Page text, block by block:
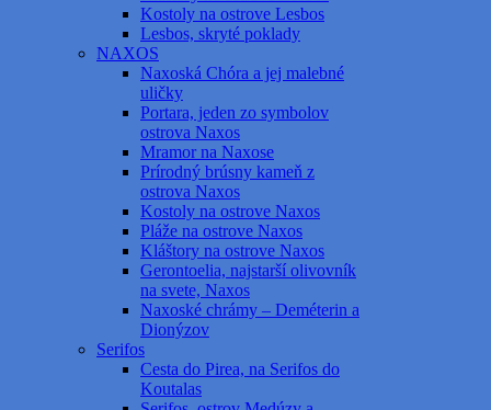
Kostoly na ostrove Lesbos
Lesbos, skryté poklady
NAXOS
Naxoská Chóra a jej malebné
uličky
Portara, jeden zo symbolov
ostrova Naxos
Mramor na Naxose
Prírodný brúsny kameň z
ostrova Naxos
Kostoly na ostrove Naxos
Pláže na ostrove Naxos
Kláštory na ostrove Naxos
Gerontoelia, najstarší olivovník
na svete, Naxos
Naxoské chrámy – Deméterin a
Dionýzov
Serifos
Cesta do Pirea, na Serifos do
Koutalas